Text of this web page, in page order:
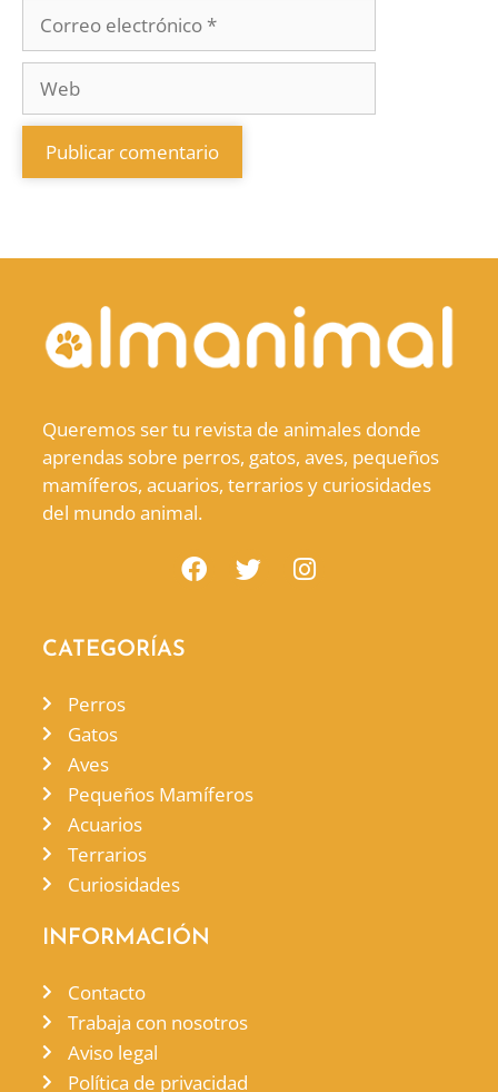
Queremos ser tu revista de animales donde
aprendas sobre perros, gatos, aves, pequeños
mamíferos, acuarios, terrarios y curiosidades
del mundo animal.
CATEGORÍAS
Perros
Gatos
Aves
Pequeños Mamíferos
Acuarios
Terrarios
Curiosidades
INFORMACIÓN
Contacto
Trabaja con nosotros
Aviso legal
Política de privacidad